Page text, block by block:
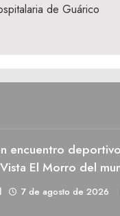
de Guárico
encuentro
El Morro del
7 de agosto de 2026